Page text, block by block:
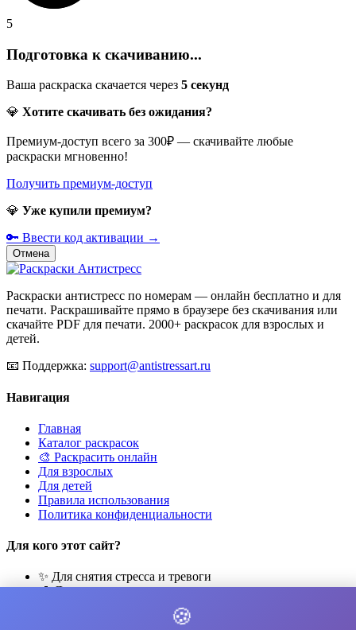
5
Подготовка к скачиванию...
Ваша раскраска скачается через 5 секунд
💎 Хотите скачивать без ожидания?
Премиум-доступ всего за 300₽ — скачивайте любые
раскраски мгновенно!
Получить премиум-доступ
💎 Уже купили премиум?
🔑 Ввести код активации →
Отмена
Раскраски антистресс по номерам — онлайн бесплатно и для
печати. Раскрашивайте прямо в браузере без скачивания или
скачайте PDF для печати. 2000+ раскрасок для взрослых и
детей.
📧 Поддержка: support@antistressart.ru
Навигация
Главная
Каталог раскрасок
🎨 Раскрасить онлайн
Для взрослых
Для детей
Правила использования
Политика конфиденциальности
Для кого этот сайт?
✨ Для снятия стресса и тревоги
🎨 Для развития креативности
🧘 Для медитации и расслабления
👨‍👩‍👧‍👦 Для семейного досуга
🍪